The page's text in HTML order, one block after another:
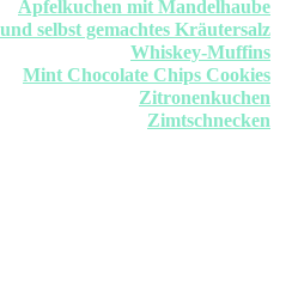
Apfelkuchen mit Mandelhaube
selbst gemachtes Kräutersalz
Whiskey-Muffins
Mint Chocolate Chips Cookies
Zitronenkuchen
Zimtschnecken